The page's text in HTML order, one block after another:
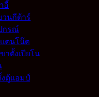
อี้
วนกีต้าร์
กรณ์
ตนโน๊ต
าตั้งเปียโน
ตู้แอมป์